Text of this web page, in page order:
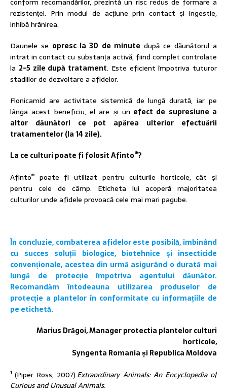
rezistenței. Prin modul de acțiune prin contact și ingestie,
inhibă hrănirea.
Daunele se opresc la 30 de minute după ce dăunătorul a
intrat in contact cu substanța activă, fiind complet controlate
la 2-5 zile după tratament. Este eficient împotriva tuturor
stadiilor de dezvoltare a afidelor.
Flonicamid are activitate sistemică de lungă durată, iar pe
lânga acest beneficiu, el are și un efect de supresiune a
altor dăunători ce pot apărea ulterior efectuării
tratamentelor (la 14 zile).
La ce culturi poate fi folosit Afinto®?
Afinto® poate fi utilizat pentru culturile horticole, cât și
pentru cele de câmp. Eticheta lui acoperă majoritatea
culturilor unde afidele provoacă cele mai mari pagube.
În concluzie, combaterea afidelor este posibilă, îmbinând
cu succes soluții biologice, biotehnice și insecticide
convenționale, acestea din urmă asigurând o durată mai
lungă de protecție împotriva agentului dăunător.
Recomandăm întodeauna utilizarea produselor de
protecție a plantelor în conformitate cu informațiile de
pe etichetă.
Marius Drăgoi, Manager protectia plantelor culturi
horticole,
Syngenta Romania și Republica Moldova
1(Piper Ross, 2007).Extraordinary Animals: An Encyclopedia of
Curious and Unusual Animals.